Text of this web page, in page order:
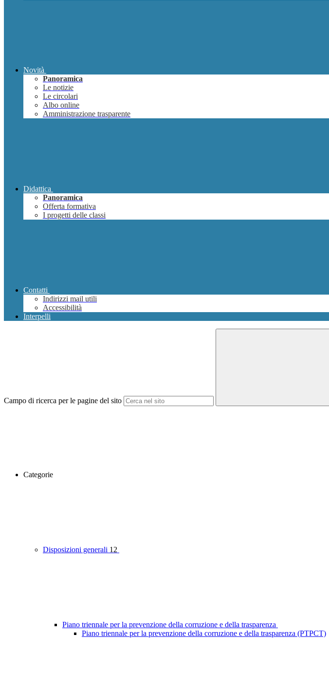
Novità
Panoramica
Le notizie
Le circolari
Albo online
Amministrazione trasparente
Didattica
Panoramica
Offerta formativa
I progetti delle classi
Contatti
Indirizzi mail utili
Accessibilità
Interpelli
Campo di ricerca per le pagine del sito
Categorie
Disposizioni generali 12
Piano triennale per la prevenzione della corruzione e della trasparenza
Piano triennale per la prevenzione della corruzione e della trasparenza (PTPCT)